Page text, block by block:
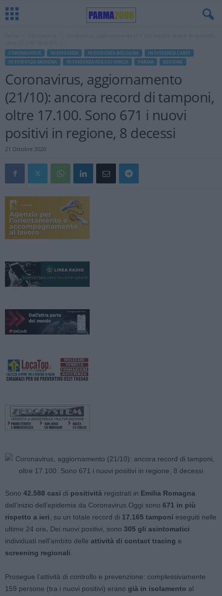
CORONAVIRUS IN EVIDENZA IN EVIDENZA BOLOGNA
IN EVIDENZA CARPI
IN EVIDENZA MODENA
IN EVIDENZA REGGIO EMILIA PARMA REGIONE
Coronavirus, aggiornamento
(21/10): ancora record di tamponi,
oltre 17.100. Sono 671 i nuovi
positivi in regione, 8 decessi
21 Ottobre 2020
Sono 42.588 casi di positività registrati in Emilia Romagna
dall’inizio dell’epidemia da Coronavirus.Oggi sono 671 in più
rispetto a ieri , su un totale record di 17.165 tamponi eseguiti nelle
ultime 24 ore. Dei nuovi positivi, sono 305 gli asintomatici
individuati nell’ambito delle attività di contact tracing e
screening regionali
Prosegue l’attività di controllo e prevenzione: complessivamente
159 persone (tra i nuovi positivi) erano già in isolamento al